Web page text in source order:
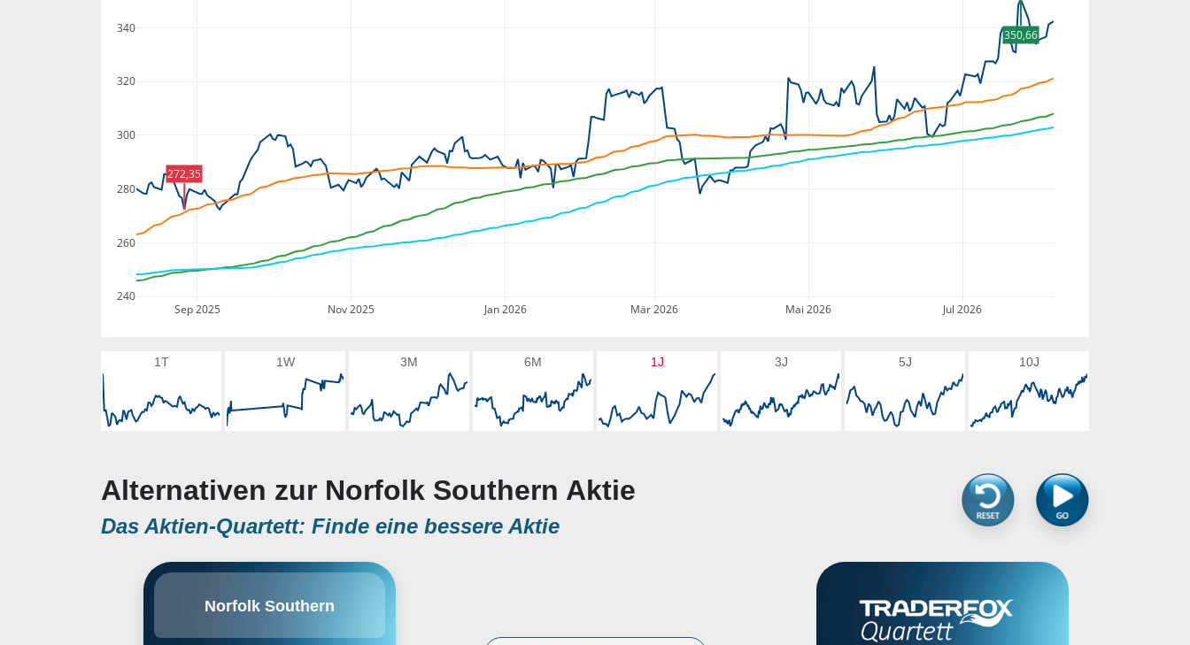
Sep 2025 Nov 2025 Jan 2026 Mär 2026 Mai 2026 Jul 2026
240
260
280
300
320
340 350,66
272,35
1T 1W 3M 6M 1J 3J 5J 10J
Alternativen zur Norfolk Southern Aktie
Das Aktien-Quartett: Finde eine bessere Aktie
Norfolk Southern
Holdinggesellschaft, deren
Bereichen Schienentransport,